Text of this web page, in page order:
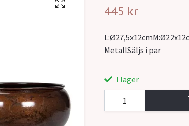
445 kr
MetallSäljs i par
I lager